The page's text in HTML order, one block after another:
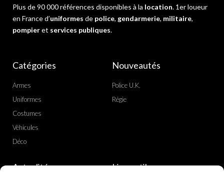
Plus de 90 000 références disponibles à la location. 1er loueur
en France d’uniformes de police, gendarmerie, militaire,
pompieret services publiques.
Catégories
Armes
Uniformes
Costumes
Véhicules
Déco
Nouveautés
Police U.K.
Régie
Actualités Liens utiles